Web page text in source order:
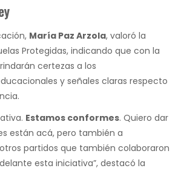
María Paz Arzola, valoró la
Protegidas, indicando que con la
certezas a los
y señales claras respecto
Estamos conformes. Quiero dar
están acá, pero también a
partidos que también colaboraron
esta iniciativa”, destacó la